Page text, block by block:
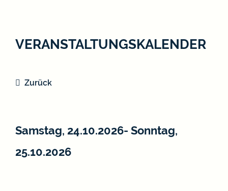
VERANSTALTUNGSKALENDER
Zurück
Samstag, 24.10.2026- Sonntag,
25.10.2026